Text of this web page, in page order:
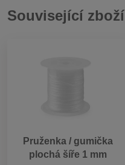
Související zboží
Pruženka / gumička
plochá šíře 1 mm